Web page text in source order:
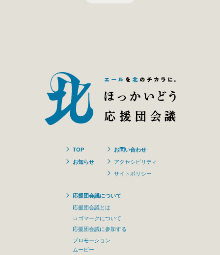
TOP
お知らせ
お問い合わせ
アクセシビリティ
サイトポリシー
応援団会議について
応援団会議とは
ロゴマークについて
応援団会議に参加する
プロモーション
ムービー